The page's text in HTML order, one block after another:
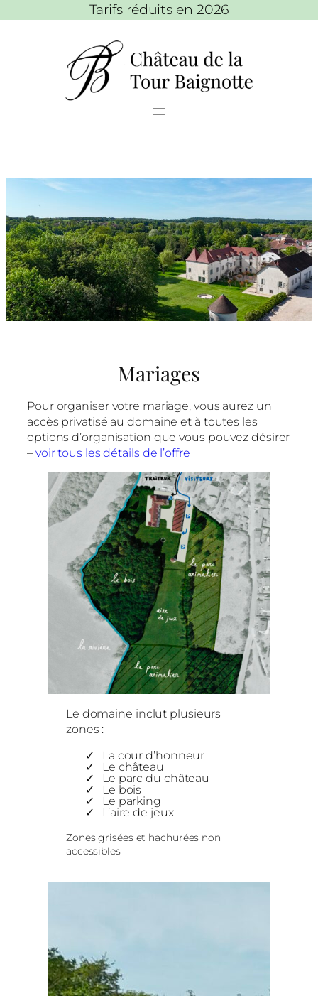
Tarifs réduits en 2026
Mariages
Pour organiser votre mariage, vous aurez un
accès privatisé au domaine et à toutes les
options d’organisation que vous pouvez désirer
– voir tous les détails de l’offre
Le domaine inclut plusieurs
zones :
La cour d’honneur
Le château
Le parc du château
Le bois
Le parking
L’aire de jeux
Zones grisées et hachurées non
accessibles